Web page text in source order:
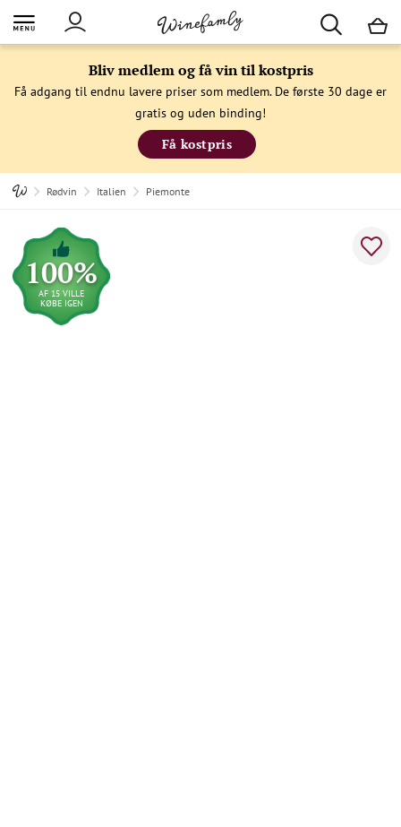
Bliv medlem og få vin til kostpris
Få adgang til endnu lavere priser som medlem. De første 30 dage er
gratis og uden binding!
Få kostpris
Rødvin Italien Piemonte
100%
AF 15 VILLE
KØBE IGEN